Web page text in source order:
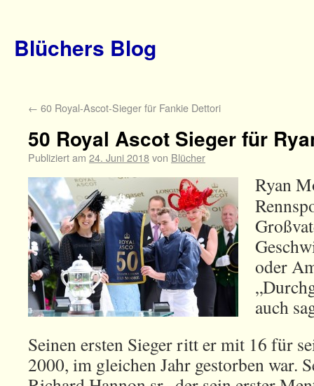
Blüchers Blog
← 60 Royal-Ascot-Sieger für Fankie Dettori
50 Royal Ascot Sieger für
Publiziert am 24. Juni 2018von Blücher
Ryan
oder
auch
Seinen ersten Sieger ritt er mit 16 für
2000, im gleichen Jahr gestorben war.